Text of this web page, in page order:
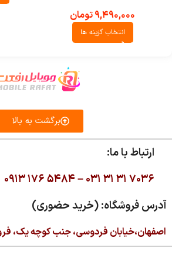
۹,۴۹۰,۰۰۰تومان
انتخاب گزینه ها
برگشت به بالا
ارتباط با ما:
۰۹۱۳ ۱۷۶ ۵۴۸۴ –۰۳۱ ۳۱ ۳۱ ۷۰۳۶
آدرس فروشگاه: (خرید حضوری)
اصفهان،خیابان فردوسی، جنب کوچه یک،